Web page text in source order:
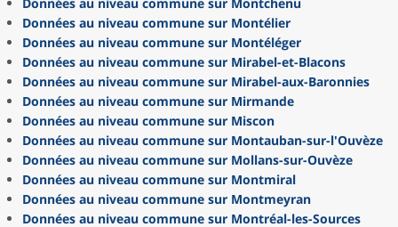
Données au niveau commune sur Montélier
Données au niveau commune sur Montéléger
Données au niveau commune sur Mirabel-et-Blacons
Données au niveau commune sur Mirabel-aux-Baronnies
Données au niveau commune sur Mirmande
Données au niveau commune sur Miscon
Données au niveau commune sur Montauban-sur-l'Ouvèze
Données au niveau commune sur Mollans-sur-Ouvèze
Données au niveau commune sur Montmiral
Données au niveau commune sur Montmeyran
Données au niveau commune sur Montréal-les-Sources